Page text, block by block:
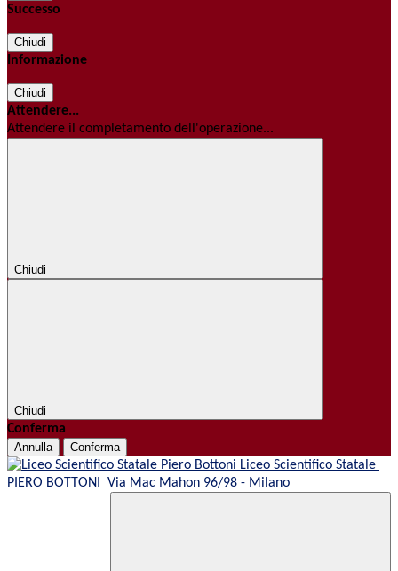
Successo
Chiudi
Informazione
Chiudi
Attendere...
Attendere il completamento dell'operazione...
Chiudi
Chiudi
Conferma
Annulla Conferma
Liceo Scientifico Statale
PIERO BOTTONI Via Mac Mahon 96/98 - Milano